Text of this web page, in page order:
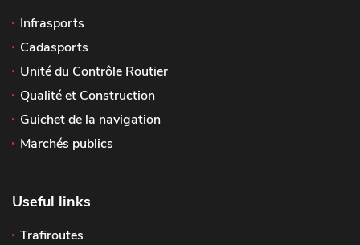
Infrasports
Cadasports
Unité du Contrôle Routier
Qualité et Construction
Guichet de la navigation
Marchés publics
Useful links
Trafiroutes